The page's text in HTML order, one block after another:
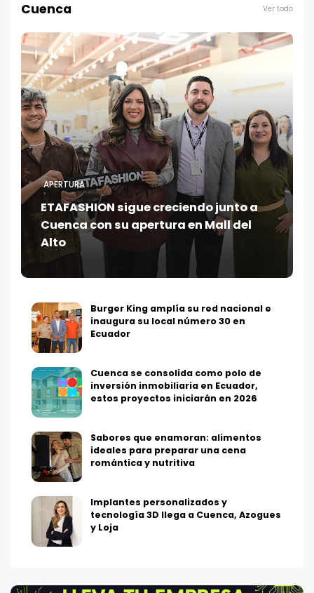
Cuenca Ver todo
APERTURA
ETAFASHION sigue creciendo junto a
Cuenca con su apertura en Mall del
Alto
Burger King amplía su red nacional e
inaugura su local número 30 en
Ecuador
Cuenca se consolida como polo de
inversión inmobiliaria en Ecuador,
estos proyectos iniciarán en 2026
Sabores que enamoran: alimentos
ideales para preparar una cena
romántica y nutritiva
Implantes personalizados y
tecnología 3D llega a Cuenca, Azogues
y Loja